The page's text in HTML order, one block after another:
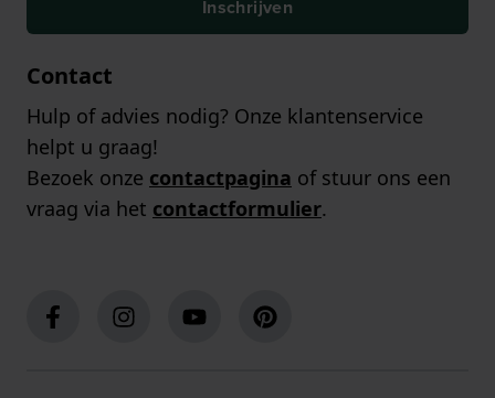
Inschrijven
Contact
Hulp of advies nodig? Onze klantenservice
helpt u graag!
Bezoek onze contactpagina of stuur ons een
vraag via het contactformulier.